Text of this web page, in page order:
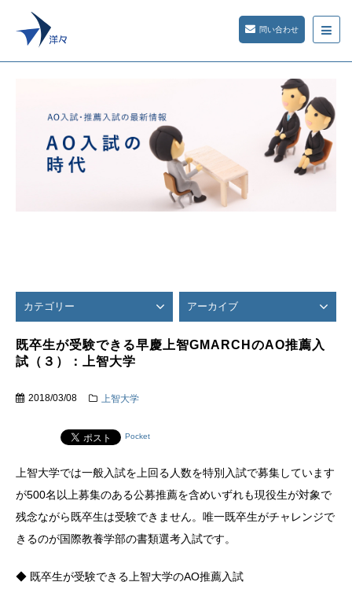
問い合わせ
カテゴリー アーカイブ
既卒生が受験できる早慶上智GMARCHのAO推薦入
試（３）：上智大学
2018/03/08 上智大学
Pocket
上智大学では一般入試を上回る人数を特別入試で募集しています
が500名以上募集のある公募推薦を含めいずれも現役生が対象で
残念ながら既卒生は受験できません。唯一既卒生がチャレンジで
きるのが国際教養学部の書類選考入試です。
◆ 既卒生が受験できる上智大学のAO推薦入試